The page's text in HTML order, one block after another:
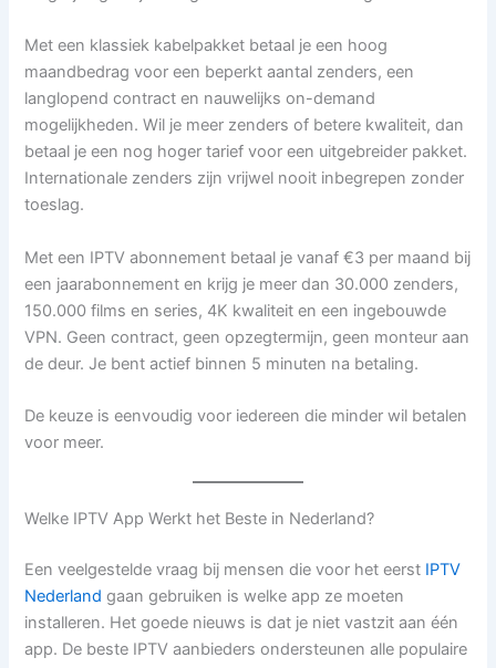
Met een klassiek kabelpakket betaal je een hoog
maandbedrag voor een beperkt aantal zenders, een
langlopend contract en nauwelijks on-demand
mogelijkheden. Wil je meer zenders of betere kwaliteit, dan
betaal je een nog hoger tarief voor een uitgebreider pakket.
Internationale zenders zijn vrijwel nooit inbegrepen zonder
toeslag.
Met een IPTV abonnement betaal je vanaf €3 per maand bij
een jaarabonnement en krijg je meer dan 30.000 zenders,
150.000 films en series, 4K kwaliteit en een ingebouwde
VPN. Geen contract, geen opzegtermijn, geen monteur aan
de deur. Je bent actief binnen 5 minuten na betaling.
De keuze is eenvoudig voor iedereen die minder wil betalen
voor meer.
Welke IPTV App Werkt het Beste in Nederland?
Een veelgestelde vraag bij mensen die voor het eerst IPTV
Nederland gaan gebruiken is welke app ze moeten
installeren. Het goede nieuws is dat je niet vastzit aan één
app. De beste IPTV aanbieders ondersteunen alle populaire